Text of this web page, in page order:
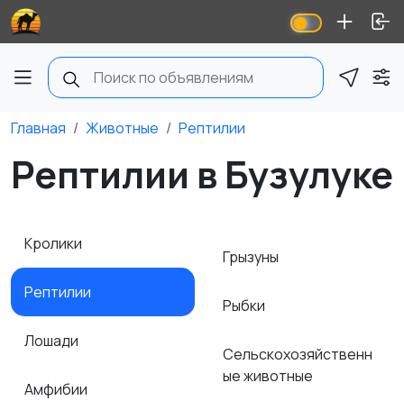
Главная Животные Рептилии
Рептилии в Бузулуке
Кролики
Рептилии
Лошади
Амфибии
Грызуны
Рыбки
Сельскохозяйственн
ые животные